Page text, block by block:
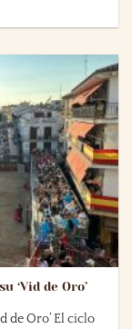
‘Vid de Oro’
de Oro’ El ciclo